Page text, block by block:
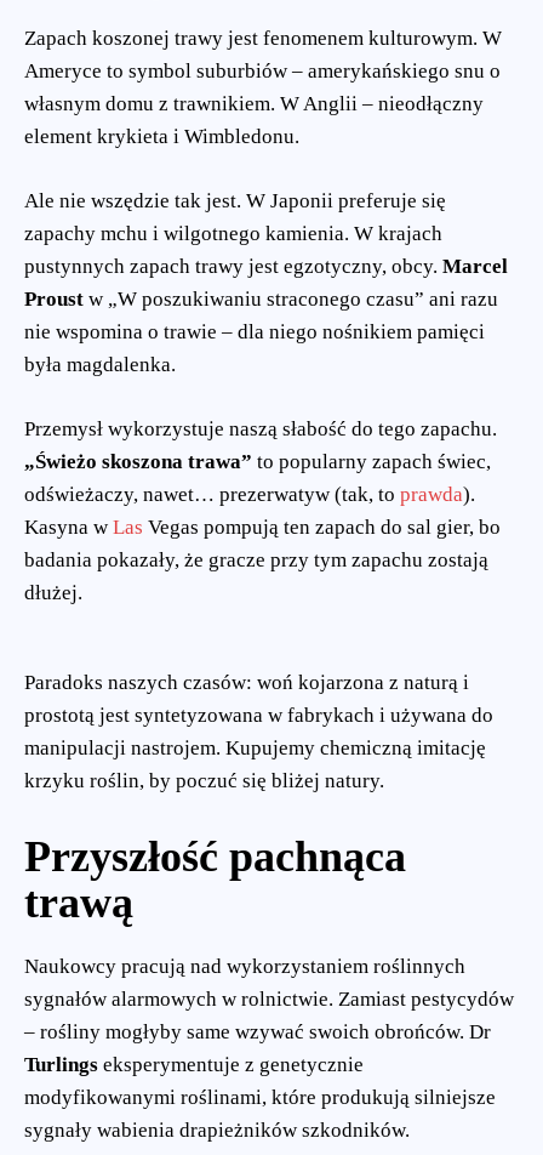
Zapach koszonej trawy jest fenomenem kulturowym. W
Ameryce to symbol suburbiów – amerykańskiego snu o
własnym domu z trawnikiem. W Anglii – nieodłączny
element krykieta i Wimbledonu.
Ale nie wszędzie tak jest. W Japonii preferuje się
zapachy mchu i wilgotnego kamienia. W krajach
pustynnych zapach trawy jest egzotyczny, obcy. Marcel
Proust w „W poszukiwaniu straconego czasu” ani razu
nie wspomina o trawie – dla niego nośnikiem pamięci
była magdalenka.
Przemysł wykorzystuje naszą słabość do tego zapachu.
„Świeżo skoszona trawa” to popularny zapach świec,
odświeżaczy, nawet… prezerwatyw (tak, to prawda).
Kasyna w Las Vegas pompują ten zapach do sal gier, bo
badania pokazały, że gracze przy tym zapachu zostają
dłużej.
Paradoks naszych czasów: woń kojarzona z naturą i
prostotą jest syntetyzowana w fabrykach i używana do
manipulacji nastrojem. Kupujemy chemiczną imitację
krzyku roślin, by poczuć się bliżej natury.
Przyszłość pachnąca
trawą
Naukowcy pracują nad wykorzystaniem roślinnych
sygnałów alarmowych w rolnictwie. Zamiast pestycydów
– rośliny mogłyby same wzywać swoich obrońców. Dr
Turlings eksperymentuje z genetycznie
modyfikowanymi roślinami, które produkują silniejsze
sygnały wabienia drapieżników szkodników.